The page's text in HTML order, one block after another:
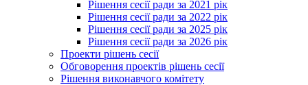
Рішення сесії ради за 2021 рік
Рішення сесії ради за 2022 рік
Рішення сесії ради за 2025 рік
Рішення сесії ради за 2026 рік
Проекти рішень сесії
Обговорення проектів рішень сесії
Рішення виконавчого комітету